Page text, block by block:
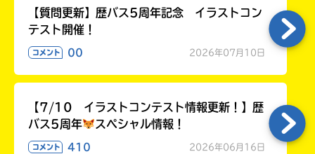
【質問更新】歴バス5周年記念 イラストコン
テスト開催！
コメント 00 2026年07月10日
【7/10 イラストコンテスト情報更新！】歴
バス5周年
スペシャル情報！
コメント 410 2026年06月16日